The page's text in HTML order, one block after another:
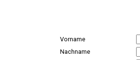
Vorname
Nachname